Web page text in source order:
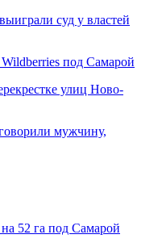
суд у властей
под Самарой
улиц Ново-
мужчину,
52 га под Самарой